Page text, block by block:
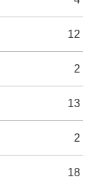
12
2
13
2
18